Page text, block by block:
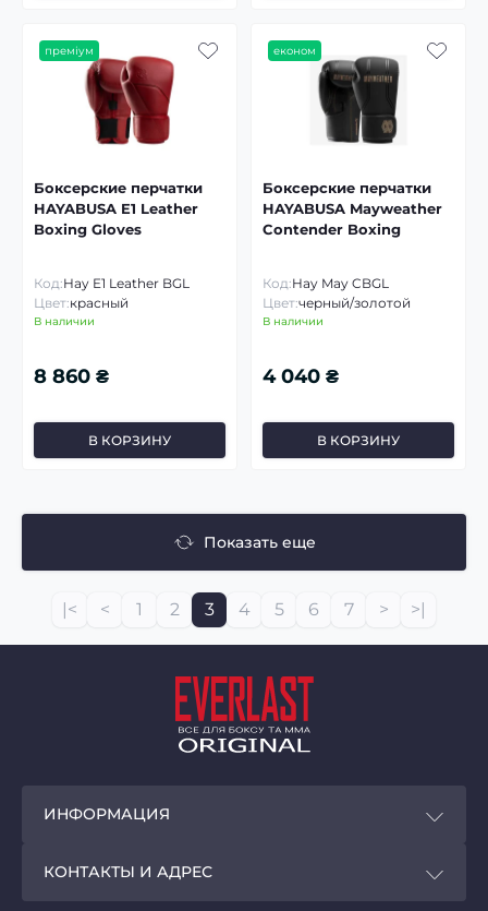
преміум
Боксерские перчатки
HAYABUSA E1 Leather
Boxing Gloves
Код:Hay E1 Leather BGL
Цвет:красный
В наличии
8 860 ₴
В КОРЗИНУ
економ
Боксерские перчатки
HAYABUSA Mayweather
Contender Boxing
Код:Hay May CBGL
Цвет:черный/золотой
В наличии
4 040 ₴
В КОРЗИНУ
Показать еще
|< < 1 2 3 4 5 6 7 > >|
ИНФОРМАЦИЯ
КОНТАКТЫ И АДРЕС